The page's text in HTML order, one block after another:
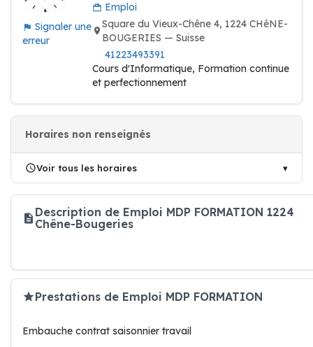
Signaler une
erreur
Emploi
Square du Vieux-Chêne 4, 1224 CHêNE-
BOUGERIES — Suisse
41223493391
Cours d'Informatique, Formation continue
et perfectionnement
Horaires non renseignés
Voir tous les horaires
Description de Emploi MDP FORMATION 1224
Chêne-Bougeries
Prestations de Emploi MDP FORMATION
Embauche contrat saisonnier travail